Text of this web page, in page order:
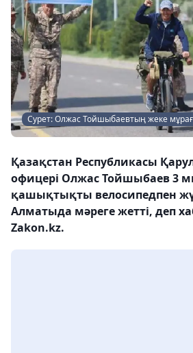
Сурет: Олжас Тойшыбаевтың жеке
Қазақстан Республикасы
офицері Олжас Тойшыбаев 3
қашықтықты велосипедпен
Алматыда мәреге жетті, деп
Zakon.kz.